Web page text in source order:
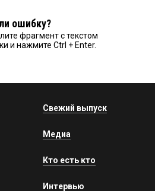
ошибку?
фрагмент с текстом
и нажмите Ctrl + Enter.
Свежий выпуск
Медиа
Кто есть кто
Интервью